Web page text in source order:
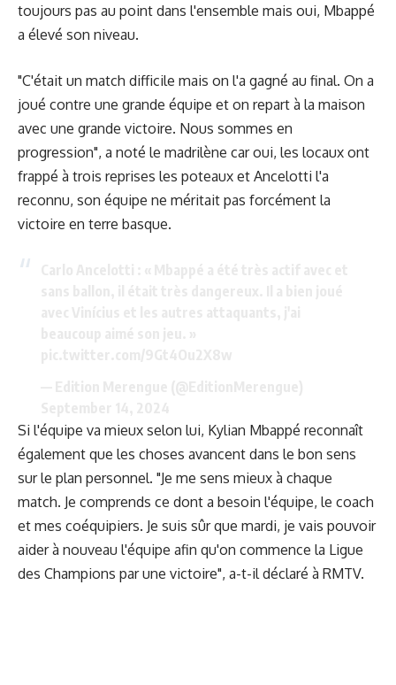
toujours pas au point dans l'ensemble mais oui, Mbappé
a élevé son niveau.
"C'était un match difficile mais on l'a gagné au final. On a
joué contre une grande équipe et on repart à la maison
avec une grande victoire. Nous sommes en
progression", a noté le madrilène car oui, les locaux ont
frappé à trois reprises les poteaux et Ancelotti l'a
reconnu, son équipe ne méritait pas forcément la
victoire en terre basque.
Si l'équipe va mieux selon lui, Kylian Mbappé reconnaît
également que les choses avancent dans le bon sens
sur le plan personnel. "Je me sens mieux à chaque
match. Je comprends ce dont a besoin l'équipe, le coach
et mes coéquipiers. Je suis sûr que mardi, je vais pouvoir
aider à nouveau l'équipe afin qu'on commence la Ligue
des Champions par une victoire", a-t-il déclaré à RMTV.